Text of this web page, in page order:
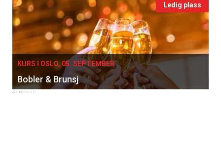
Ledig plass
KURS I OSLO, 05. SEPTEMBER
Bobler & Brunsj